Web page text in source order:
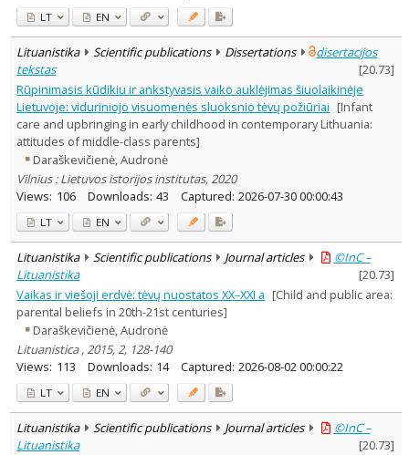
LT EN
Lituanistika Scientific publications Dissertations
disertacijos
tekstas
[20.73]
Rūpinimasis kūdikiu ir ankstyvasis vaiko auklėjimas šiuolaikinėje
Lietuvoje: viduriniojo visuomenės sluoksnio tėvų požiūriai [Infant
care and upbringing in early childhood in contemporary Lithuania:
attitudes of middle-class parents]
Daraškevičienė, Audronė
Vilnius : Lietuvos istorijos institutas, 2020
Views: 106 Downloads: 43 Captured: 2026-07-30 00:00:43
LT EN
Lituanistika Scientific publications Journal articles
©InC –
Lituanistika
[20.73]
Vaikas ir viešoji erdvė: tėvų nuostatos XX–XXI a [Child and public area:
parental beliefs in 20th-21st centuries]
Daraškevičienė, Audronė
Lituanistica , 2015, 2, 128-140
Views: 113 Downloads: 14 Captured: 2026-08-02 00:00:22
LT EN
Lituanistika Scientific publications Journal articles
©InC –
Lituanistika
[20.73]